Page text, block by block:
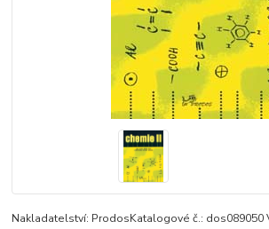
Nakladatelství: ProdosKatalogové č.: dos089050